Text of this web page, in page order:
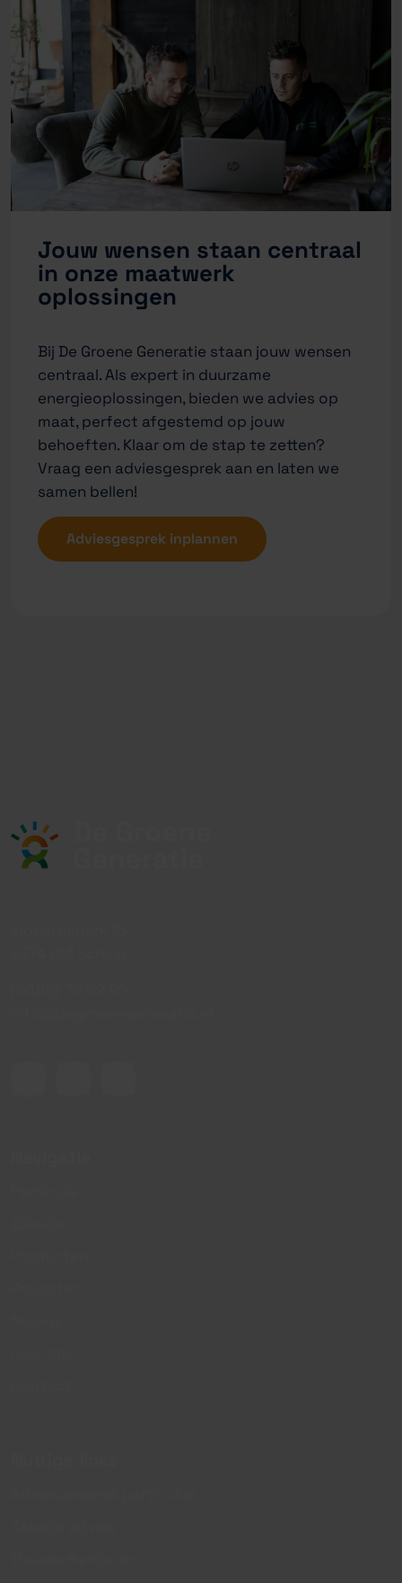
Jouw wensen staan centraal
in onze maatwerk
oplossingen
Bij De Groene Generatie staan jouw wensen
centraal. Als expert in duurzame
energieoplossingen, bieden we advies op
maat, perfect afgestemd op jouw
behoeften. Klaar om de stap te zetten?
Vraag een adviesgesprek aan en laten we
samen bellen!
Adviesgesprek inplannen